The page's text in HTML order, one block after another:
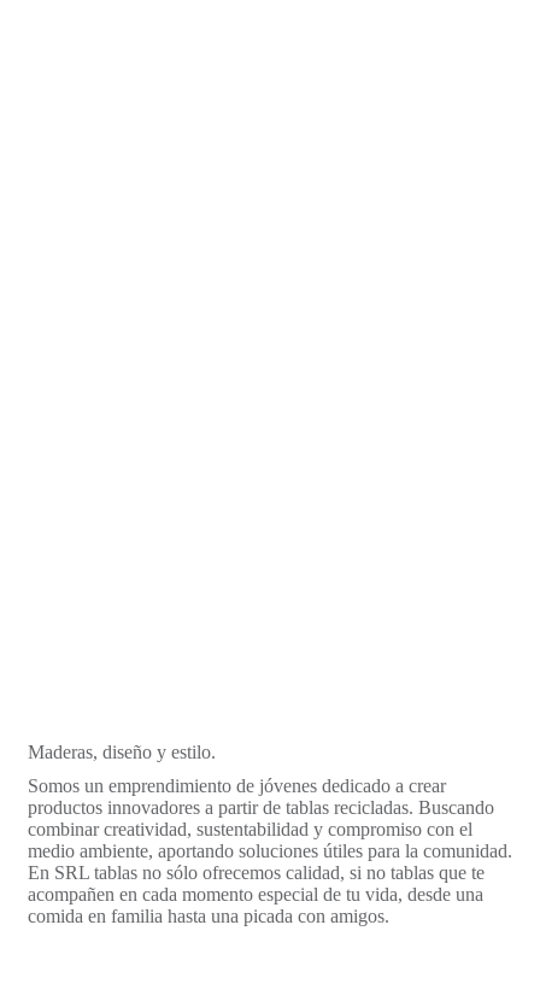
Maderas, diseño y estilo.
Somos un emprendimiento de jóvenes dedicado a crear
productos innovadores a partir de tablas recicladas. Buscando
combinar creatividad, sustentabilidad y compromiso con el
medio ambiente, aportando soluciones útiles para la comunidad.
En SRL tablas no sólo ofrecemos calidad, si no tablas que te
acompañen en cada momento especial de tu vida, desde una
comida en familia hasta una picada con amigos.